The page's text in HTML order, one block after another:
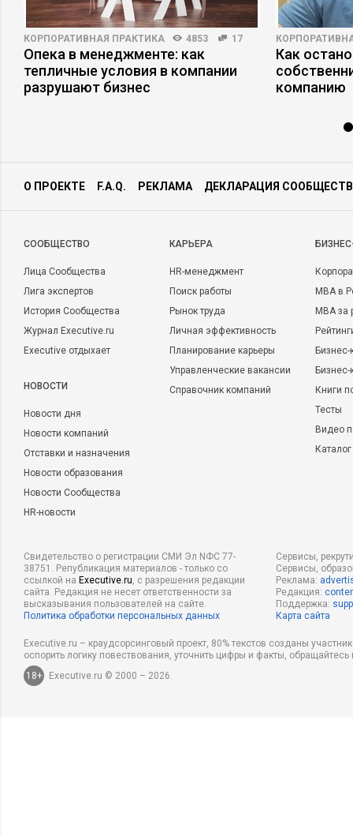
КОРПОРАТИВНАЯ ПРАКТИКА 4853 17
Опека в менеджменте: как
тепличные условия в компании
разрушают бизнес
Как
компанию
О ПРОЕКТЕ F.A.Q. РЕКЛАМА ДЕКЛАРАЦИЯ
CООБЩЕСТВО
Лица Сообщества
Лига экспертов
История Сообщества
Журнал Executive.ru
Executive отдыхает
НОВОСТИ
Новости дня
Новости компаний
Отставки и назначения
Новости образования
Новости Сообщества
HR-новости
КАРЬЕРА
HR-менеджмент
Поиск работы
Рынок труда
Личная эффективность
Планирование карьеры
Управленческие вакансии
Справочник компаний
MBA в
MBA
Бизнес-
Книги
Тесты
Видео
Свидетельство о регистрации СМИ Эл NФС 77-
38751. Републикация материалов - только со
ссылкой на Executive.ru, с разрешения редакции
сайта. Редакция не несет ответственности за
высказывания пользователей на сайте.
Политика обработки персональных данных
Сервисы,
Сервисы,
Реклама:
Редакция:
Поддержка:
Карта сайта
Executive.ru – краудсорсинговый проект, 80% текстов созданы
оспорить логику повествования, уточнить цифры и факты,
18+
Executive.ru © 2000 – 2026.